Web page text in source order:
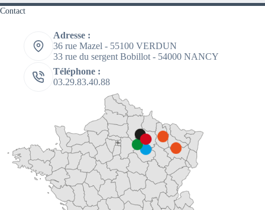
Contact
Adresse :
36 rue Mazel - 55100 VERDUN
33 rue du sergent Bobillot - 54000 NANCY
Téléphone :
03.29.83.40.88